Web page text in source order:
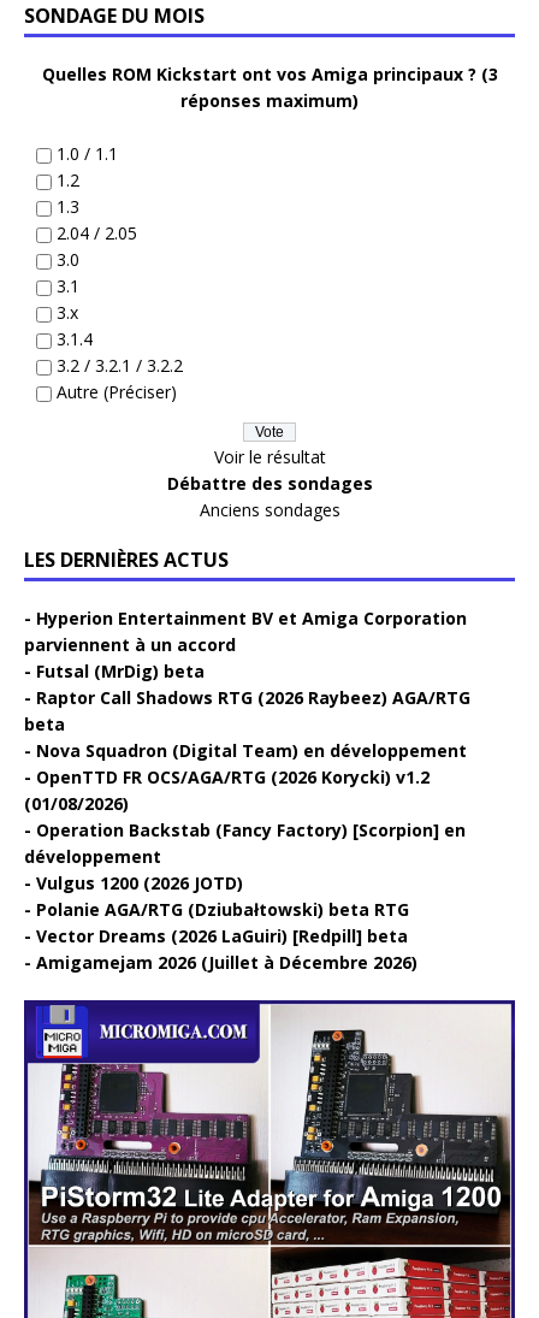
SONDAGE DU MOIS
Quelles ROM Kickstart ont vos Amiga principaux ? (3
réponses maximum)
1.0 / 1.1
1.2
1.3
2.04 / 2.05
3.0
3.1
3.x
3.1.4
3.2 / 3.2.1 / 3.2.2
Autre (Préciser)
Voir le résultat
Débattre des sondages
Anciens sondages
LES DERNIÈRES ACTUS
Hyperion Entertainment BV et Amiga Corporation
parviennent à un accord
Futsal (MrDig) beta
Raptor Call Shadows RTG (2026 Raybeez) AGA/RTG
beta
Nova Squadron (Digital Team) en développement
OpenTTD FR OCS/AGA/RTG (2026 Korycki) v1.2
(01/08/2026)
Operation Backstab (Fancy Factory) [Scorpion] en
développement
Vulgus 1200 (2026 JOTD)
Polanie AGA/RTG (Dziubałtowski) beta RTG
Vector Dreams (2026 LaGuiri) [Redpill] beta
Amigamejam 2026 (Juillet à Décembre 2026)